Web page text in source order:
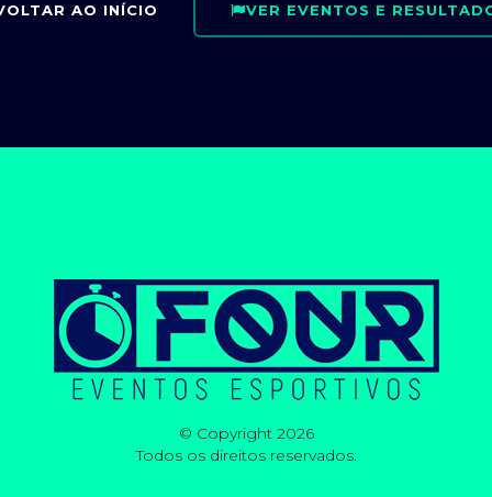
AO INÍCIO VER EVENTOS E
© Copyright 2026
Todos os direitos reservados.